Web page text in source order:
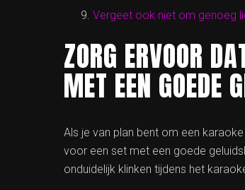
Vergeet ook niet om genoeg
ZORG ERVOOR
MET EEN GOEDE
Als je van plan bent om een
voor een set met een goede
onduidelijk klinken tijdens het